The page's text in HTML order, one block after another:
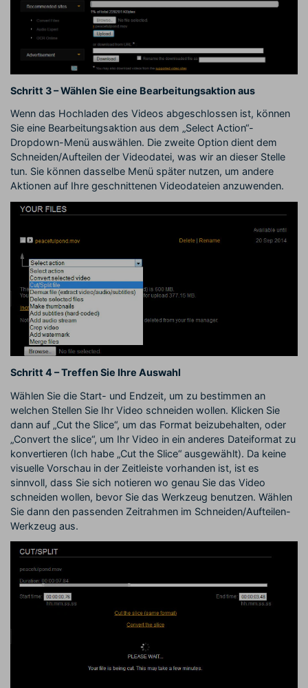
Schritt 3 – Wählen Sie eine Bearbeitungsaktion aus
Wenn das Hochladen des Videos abgeschlossen ist, können
Sie eine Bearbeitungsaktion aus dem „Select Action“-
Dropdown-Menü auswählen. Die zweite Option dient dem
Schneiden/Aufteilen der Videodatei, was wir an dieser Stelle
tun. Sie können dasselbe Menü später nutzen, um andere
Aktionen auf Ihre geschnittenen Videodateien anzuwenden.
Schritt 4 – Treffen Sie Ihre Auswahl
Wählen Sie die Start- und Endzeit, um zu bestimmen an
welchen Stellen Sie Ihr Video schneiden wollen. Klicken Sie
dann auf „Cut the Slice“, um das Format beizubehalten, oder
„Convert the slice“, um Ihr Video in ein anderes Dateiformat zu
konvertieren (Ich habe „Cut the Slice“ ausgewählt). Da keine
visuelle Vorschau in der Zeitleiste vorhanden ist, ist es
sinnvoll, dass Sie sich notieren wo genau Sie das Video
schneiden wollen, bevor Sie das Werkzeug benutzen. Wählen
Sie dann den passenden Zeitrahmen im Schneiden/Aufteilen-
Werkzeug aus.